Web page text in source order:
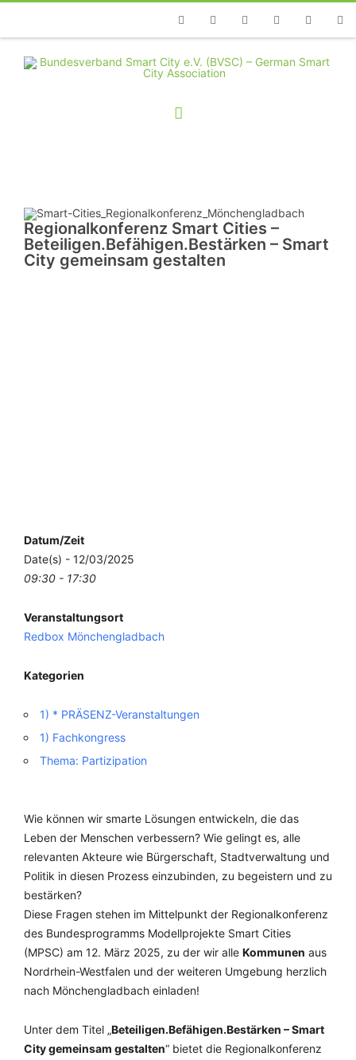
TelefonFacebookTwitterYoutubeInstagramLinkedin
Regionalkonferenz Smart Cities –
Beteiligen.Befähigen.Bestärken – Smart
City gemeinsam gestalten
Datum/Zeit
Date(s) - 12/03/2025
09:30 - 17:30
Veranstaltungsort
Redbox Mönchengladbach
Kategorien
1) * PRÄSENZ-Veranstaltungen
1) Fachkongress
Thema: Partizipation
Wie können wir smarte Lösungen entwickeln, die das
Leben der Menschen verbessern? Wie gelingt es, alle
relevanten Akteure wie Bürgerschaft, Stadtverwaltung und
Politik in diesen Prozess einzubinden, zu begeistern und zu
bestärken?
Diese Fragen stehen im Mittelpunkt der Regionalkonferenz
des Bundesprogramms Modellprojekte Smart Cities
(MPSC) am 12. März 2025, zu der wir alle Kommunen aus
Nordrhein-Westfalen und der weiteren Umgebung herzlich
nach Mönchengladbach einladen!
Unter dem Titel „Beteiligen.Befähigen.Bestärken – Smart
City gemeinsam gestalten“ bietet die Regionalkonferenz